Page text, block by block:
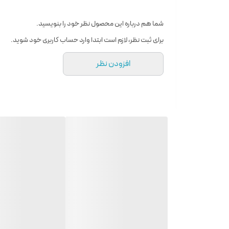
خنک و شیرین و کمی تلخ
نوع
شما هم درباره این محصول نظر خود را بنویسید.
برای ثبت نظر، لازم است ابتدا وارد حساب کاربری خود شوید.
افزودن نظر